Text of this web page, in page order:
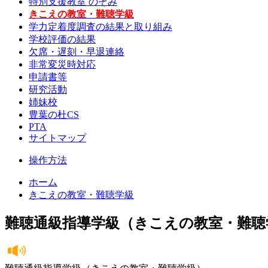
きこえの教室・難聴学級
学力定着度調査の結果と取り組み
学校評価の結果
欠席・遅刻・早退連絡
非常変災時対応
申請書等
研究活動
姉妹校
豊葉の杜CS
PTA
サイトマップ
操作方法
ホーム
きこえの教室・難聴学級
難聴通級指導学級（きこえの教室・難